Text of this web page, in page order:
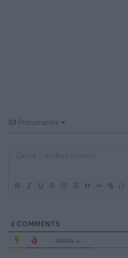
Prenumerera
{}
2 COMMENTS
äldsta